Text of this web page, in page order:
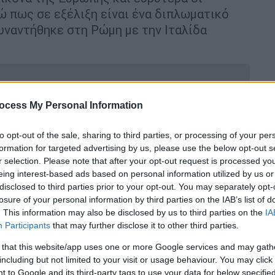
My Personal Information
opt-out of the sale, sharing to third parties, or processing of your
for targeted advertising by us, please use the below opt-out
selection. Please note that after your opt-out request is processed
interest-based ads based on personal information utilized by us
to third parties prior to your opt-out. You may separately
of your personal information by third parties on the IAB’s list of
This information may also be disclosed by us to third parties on the
Participants that may further disclose it to other third parties.
that this website/app uses one or more Google services and may
but not limited to your visit or usage behaviour. You may
to Google and its third-party tags to use your data for below
πως σε εξέλιξη είναι ένα διπλωματικό
στη Ρώμη με την Ιταλίδα
ΠΑΣΟΚ στη 2η θέση - Άνοιξε η
του πρωθυπουργού στοΒερολίνοο
σημείωσε πως ο Κυριάκος
ηγέτης που γίνεται δεκτός στην
πρόσφατα). Επεσήμανε παράλληλα
ως επίτιμος προσκεκλημένος στο